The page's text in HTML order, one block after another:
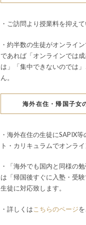
・ご訪問より授業料を抑えて
・約半数の生徒がオンライ
であれば「オンラインでは
は」「集中できないのでは
ん。
海外在住・帰国子女
・海外在住の生徒にSAPIX
ト・カリキュラムでオンライ
・「海外でも国内と同様の
は「帰国後すぐに入塾・受
生徒に対応致します。
・詳しくは こちらのページ